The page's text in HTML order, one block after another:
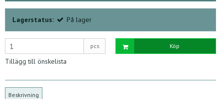
Lagerstatus: På lager
pcs Köp
Tillägg till önskelista
Beskrivning